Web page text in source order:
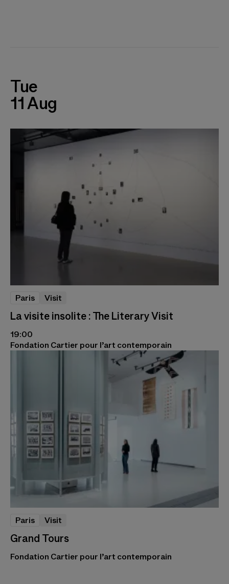
Tue
11 Aug
La visite insolite : The Literary Visit
Paris Visit
19:00
Fondation Cartier pour l’art contemporain
Grand Tours
Paris Visit
Fondation Cartier pour l’art contemporain